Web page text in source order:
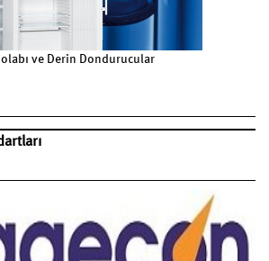
ve Derin Dondurucular